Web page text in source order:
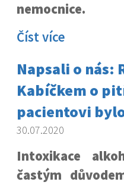
nemocnice.
Číst více
Napsali o nás:
Kabíčkem o
pacientovi
30.07.2020
Intoxikace
častým